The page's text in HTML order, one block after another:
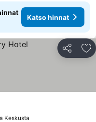
Katso hinnat
Jaa
Keskusta